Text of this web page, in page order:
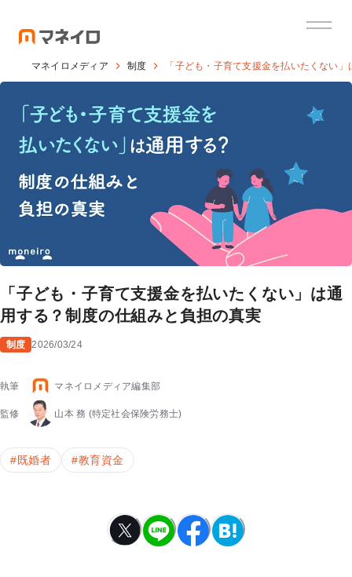
マネイロメディア 制度 「子ども・子育て支援金を払いたくない
「子ども・子育て支援金を払いたくない」は通
用する？制度の仕組みと負担の真実
制度 2026/03/24
執筆 マネイロメディア編集部
監修 山本 務 (特定社会保険労務士)
#既婚者 #教育資金